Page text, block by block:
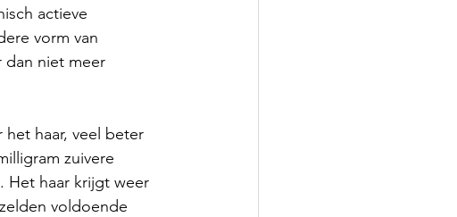
actieve
vorm van
dan niet meer
haar, veel beter
zuivere
Het haar krijgt weer
voldoende